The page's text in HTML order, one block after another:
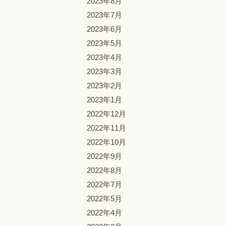
2023年7月
2023年6月
2023年5月
2023年4月
2023年3月
2023年2月
2023年1月
2022年12月
2022年11月
2022年10月
2022年9月
2022年8月
2022年7月
2022年5月
2022年4月